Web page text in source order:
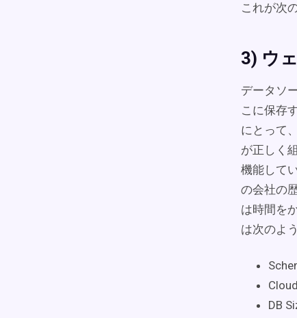
これが次
3) ウ
データソ
こに保存
にとって
が正しく
機能して
の会社の
は時間を
は次のよ
DB